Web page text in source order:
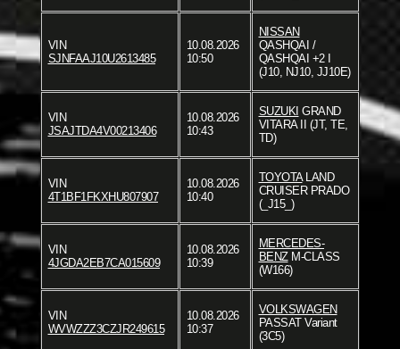
VIN
SJNFAAJ10U2613485
10.08.2026
10:50
NISSAN
QASHQAI /
QASHQAI +2 I
(J10, NJ10, JJ10E)
VIN
JSAJTDA4V00213406
10.08.2026
10:43
SUZUKI GRAND
VITARA II (JT, TE,
TD)
VIN
4T1BF1FKXHU807907
10.08.2026
10:40
TOYOTALAND
CRUISER PRADO
(_J15_)
VIN
4JGDA2EB7CA015609
10.08.2026
10:39
MERCEDES-
BENZM-CLASS
(W166)
VIN
WVWZZZ3CZJR249615
10.08.2026
10:37
VOLKSWAGEN
PASSAT Variant
(3C5)